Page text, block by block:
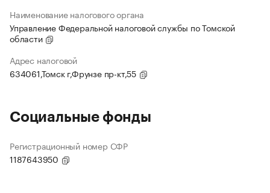
Наименование налогового органа
Управление Федеральной налоговой службы по Томской
области
Адрес налоговой
634061,Томск г,Фрунзе пр-кт,55
Социальные фонды
Регистрационный номер СФР
1187643950